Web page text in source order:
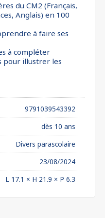
du CM2 (Français,
Anglais) en 100
à faire ses
à compléter
pour illustrer les
9791039543392
dès 10 ans
Divers parascolaire
23/08/2024
L 17.1 × H 21.9 × P 6.3